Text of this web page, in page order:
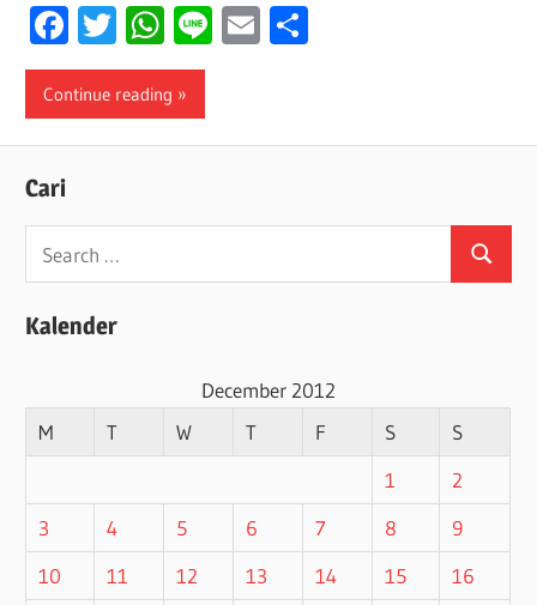
Facebook
Twitter
WhatsApp
LineEmail
Continue reading
Cari
for:
Search
Kalender
December 2012
M
T W T F S
S
1
2
3
4 5 6 7 8
9
10
11 12 13 14 15 16